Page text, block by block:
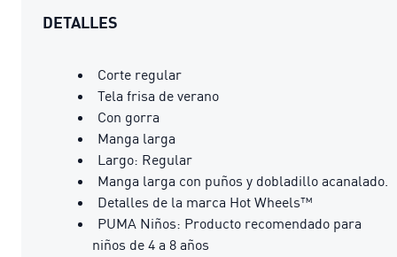
DETALLES
Corte regular
Tela frisa de verano
Con gorra
Manga larga
Largo: Regular
Manga larga con puños y dobladillo acanalado.
Detalles de la marca Hot Wheels™
PUMA Niños: Producto recomendado para
niños de 4 a 8 años